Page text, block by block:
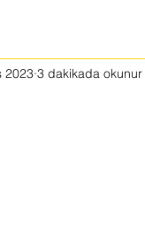
2023 3 dakikada okunur